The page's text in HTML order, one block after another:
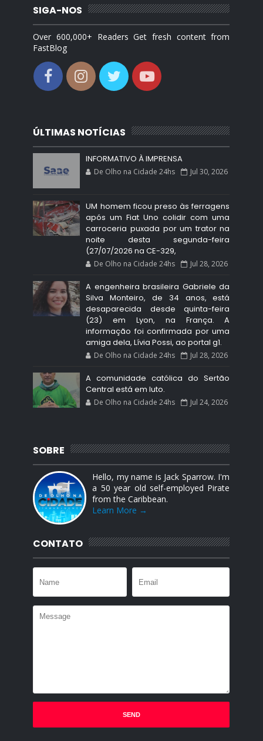
SIGA-NOS
Over 600,000+ Readers Get fresh content from
FastBlog
ÚLTIMAS NOTÍCIAS
INFORMATIVO À IMPRENSA
De Olho na Cidade 24hs Jul 30, 2026
UM homem ficou preso às ferragens
após um Fiat Uno colidir com uma
carroceria puxada por um trator na
noite desta segunda-feira
(27/07/2026 na CE-329,
De Olho na Cidade 24hs Jul 28, 2026
A engenheira brasileira Gabriele da
Silva Monteiro, de 34 anos, está
desaparecida desde quinta-feira
(23) em Lyon, na França. A
informação foi confirmada por uma
amiga dela, Lívia Possi, ao portal g1.
De Olho na Cidade 24hs Jul 28, 2026
A comunidade católica do Sertão
Central está em luto.
De Olho na Cidade 24hs Jul 24, 2026
SOBRE
Hello, my name is Jack Sparrow. I'm
a 50 year old self-employed Pirate
from the Caribbean.
Learn More →
CONTATO